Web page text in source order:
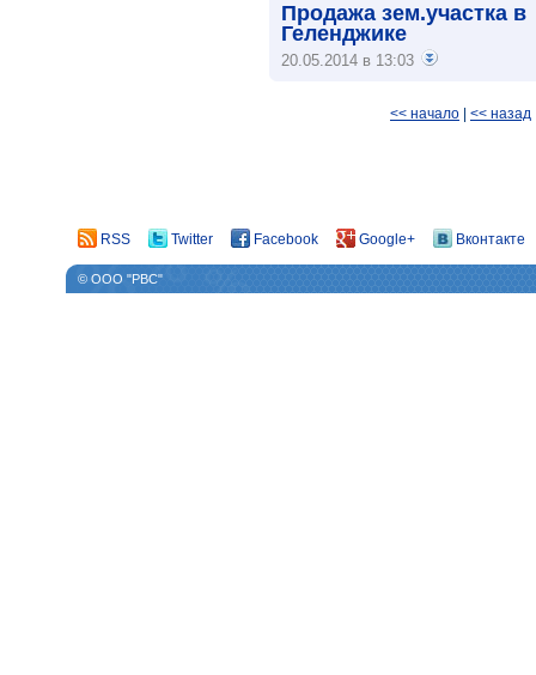
Продажа зем.участка в
Геленджике
20.05.2014 в 13:03
<< начало << назад
RSS Twitter Facebook Google+ Вконтакте
© ООО "РВС"